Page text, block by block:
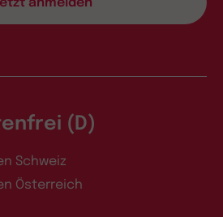
(D)
Schweiz
Österreich